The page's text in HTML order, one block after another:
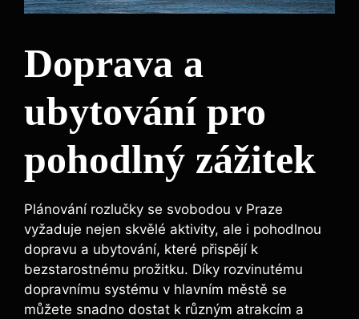
Doprava a
ubytování pro
pohodlný zážitek
Plánování rozlučky se svobodou v Praze
vyžaduje nejen skvělé aktivity, ale i pohodlnou
dopravu a ubytování, které přispějí k
bezstarostnému‌ prožitku. Díky rozvinutému
dopravnímu systému v ⁤hlavním městě se
můžete snadno dostat k různým ​atrakcím a